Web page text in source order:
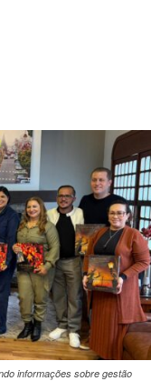
informações sobre gestão